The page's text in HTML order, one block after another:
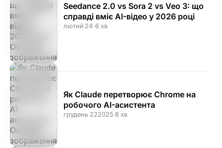
Seedance 2.0 vs Sora 2 vs Veo 3: що
справді вміє AI-відео у 2026 році
лютий 24·6 хв
Як Claude перетворює Chrome на
робочого AI-асистента
грудень 222025·8 хв